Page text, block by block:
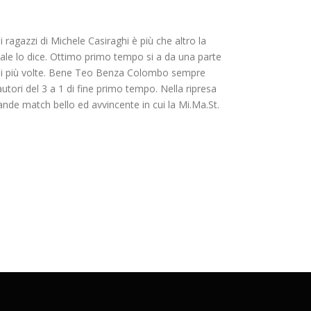
di Michele Casiraghi è più che altro la
lo dice. Ottimo primo tempo si a da una parte
più volte. Bene Teo Benza Colombo sempre
del 3 a 1 di fine primo tempo. Nella ripresa
match bello ed avvincente in cui la Mi.Ma.St.